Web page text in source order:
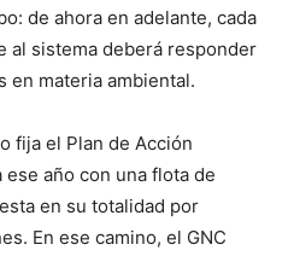
de ahora en adelante, cada
al sistema deberá responder
en materia ambiental.
fija el Plan de Acción
año con una flota de
en su totalidad por
En ese camino, el GNC